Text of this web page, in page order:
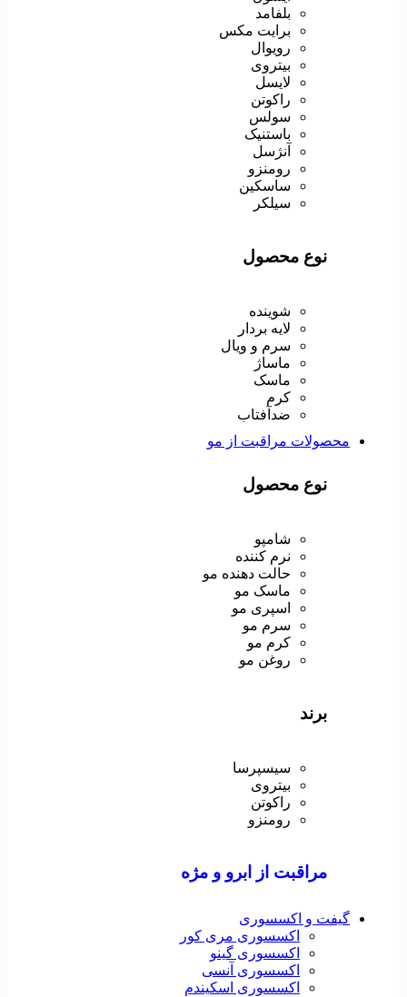
بلفامد
برایت مکس
رویوال
بیتروی
لایسل
راکوتن
سولس
باستنیک
آنژسل
رومنزو
ساسکین
سیلکر
نوع محصول
شوینده
لایه بردار
سرم و ویال
ماساژ
ماسک
کرم
ضدآفتاب
محصولات مراقبت از مو
نوع محصول
شامپو
نرم کننده
حالت دهنده مو
ماسک مو
اسپری مو
سرم مو
کرم مو
روغن مو
برند
سیسپرسا
بیتروی
راکوتن
رومنزو
مراقبت از ابرو و مژه
گیفت و اکسسوری
اکسسوری مری کور
اکسسوری گینو
اکسسوری آنسی
اکسسوری اسکیندم